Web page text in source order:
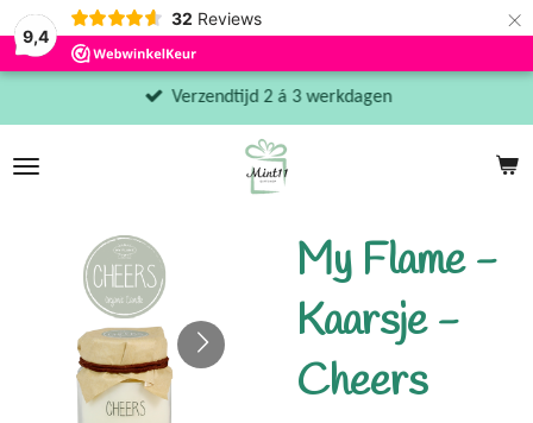
9,4
32 Reviews ×
Verzendtijd 2 á 3 werkdagen
My Flame -
Kaarsje -
Cheers